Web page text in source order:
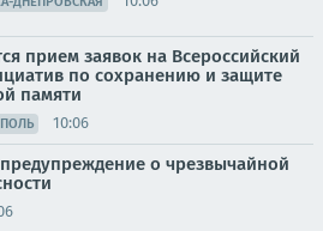
прием заявок на Всероссийский
по сохранению и защите
памяти
10:06
о чрезвычайной